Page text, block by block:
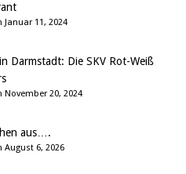
11, 2024
Darmstadt: Die SKV Rot-Weiß
20, 2024
aus….
August 6, 2026